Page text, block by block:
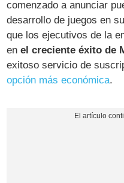
comenzado a anunciar
desarrollo de juegos en
que los ejecutivos de la
enel creciente éxito de
exitoso servicio de
opción más económica.